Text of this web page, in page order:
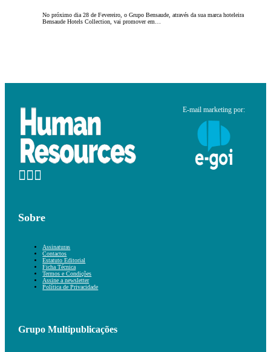
No próximo dia 28 de Fevereiro, o Grupo Bensaude, através da sua marca hoteleira
Bensaude Hotels Collection, vai promover em…
E-mail marketing por:
Sobre
Assinaturas
Contactos
Estatuto Editorial
Ficha Técnica
Termos e Condições
Assine a newsletter
Política de Privacidade
Grupo Multipublicações